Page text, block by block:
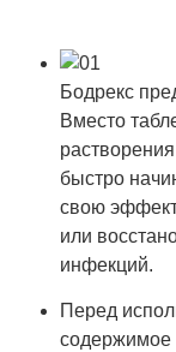
Бодрекс
Вместо
быстро
свою
или
инфекций.
Перед
содержимое